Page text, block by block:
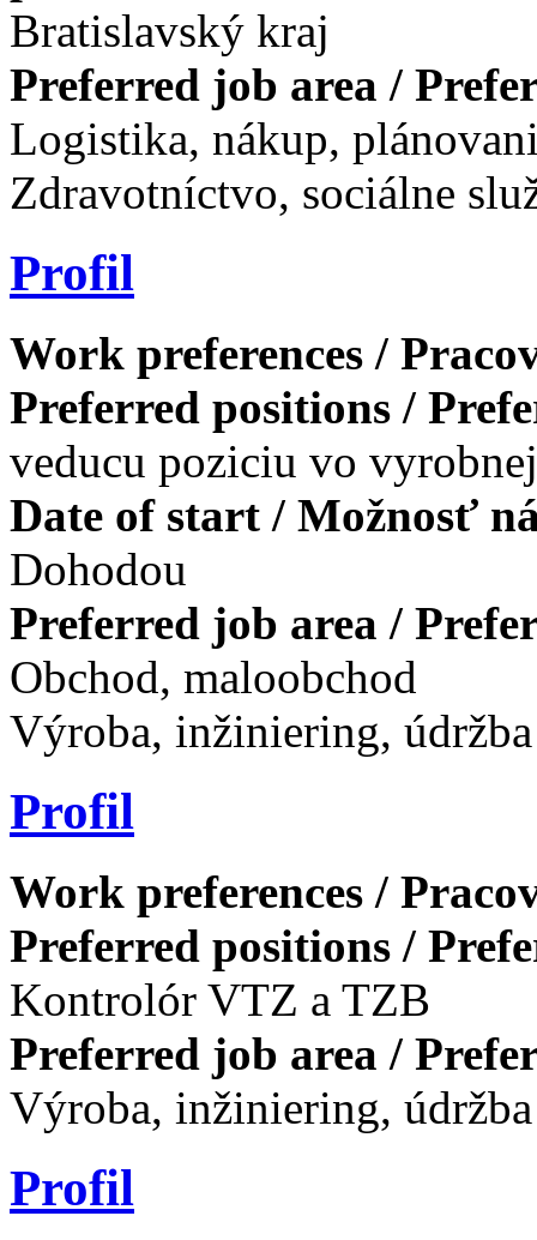
Bratislavský kraj
Preferred job area /
Logistika, nákup,
Zdravotníctvo, sociálne
Profil
Work preferences /
Preferred positions /
veducu poziciu vo
Date of start / Možnosť
Dohodou
Preferred job area /
Obchod, maloobchod
Výroba, inžiniering, údržba
Profil
Work preferences /
Preferred positions /
Kontrolór VTZ a TZB
Preferred job area /
Výroba, inžiniering, údržba
Profil